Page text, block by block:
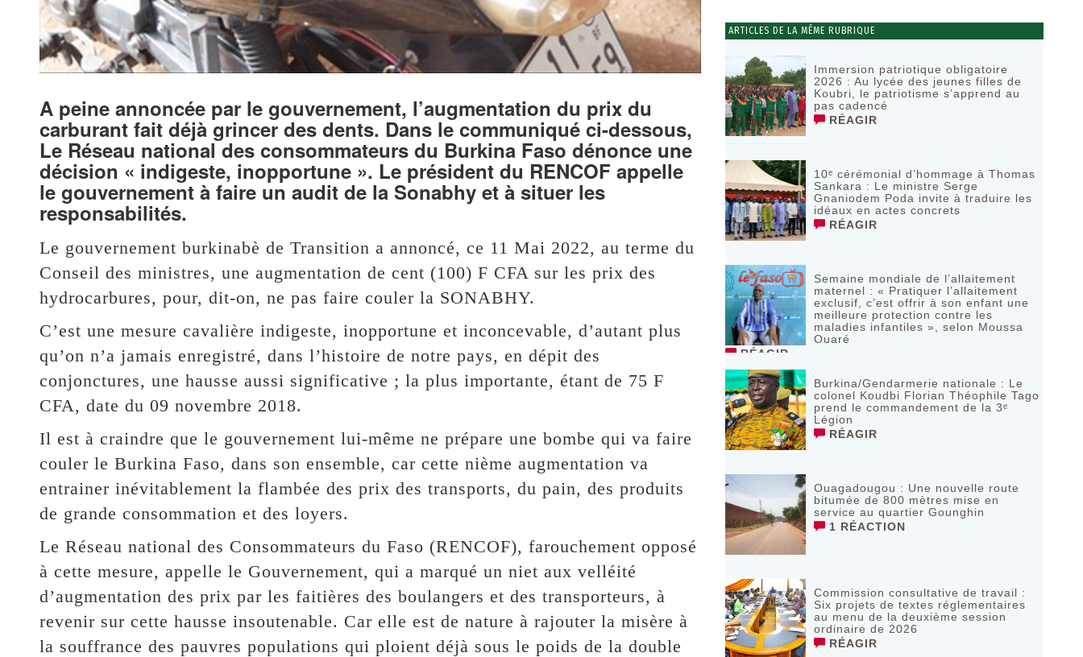
A peine annoncée par le gouvernement, l’augmentation du prix du
carburant fait déjà grincer des dents. Dans le communiqué ci-dessous,
Le Réseau national des consommateurs du Burkina Faso dénonce une
décision « indigeste, inopportune ». Le président du RENCOF appelle
le gouvernement à faire un audit de la Sonabhy et à situer les
responsabilités.
Le gouvernement burkinabè de Transition a annoncé, ce 11 Mai 2022, au terme du
Conseil des ministres, une augmentation de cent (100) F CFA sur les prix des
hydrocarbures, pour, dit-on, ne pas faire couler la SONABHY.
C’est une mesure cavalière indigeste, inopportune et inconcevable, d’autant plus
qu’on n’a jamais enregistré, dans l’histoire de notre pays, en dépit des
conjonctures, une hausse aussi significative ; la plus importante, étant de 75 F
CFA, date du 09 novembre 2018.
Il est à craindre que le gouvernement lui-même ne prépare une bombe qui va faire
couler le Burkina Faso, dans son ensemble, car cette nième augmentation va
entrainer inévitablement la flambée des prix des transports, du pain, des produits
de grande consommation et des loyers.
Le Réseau national des Consommateurs du Faso (RENCOF), farouchement opposé
à cette mesure, appelle le Gouvernement, qui a marqué un niet aux velléité
d’augmentation des prix par les faitières des boulangers et des transporteurs, à
revenir sur cette hausse insoutenable. Car elle est de nature à rajouter la misère à
la souffrance des pauvres populations qui ploient déjà sous le poids de la double
ARTICLES DE LA MÊME RUBRIQUE
Immersion patriotique obligatoire
2026 : Au lycée des jeunes filles de
Koubri, le patriotisme s’apprend au
pas cadencé
RÉAGIR
10ᵉ cérémonial d’hommage à Thomas
Sankara : Le ministre Serge
Gnaniodem Poda invite à traduire les
idéaux en actes concrets
RÉAGIR
Semaine mondiale de l’allaitement
maternel : « Pratiquer l’allaitement
exclusif, c’est offrir à son enfant une
meilleure protection contre les
maladies infantiles », selon Moussa
Ouaré
RÉAGIR
Burkina/Gendarmerie nationale : Le
colonel Koudbi Florian Théophile Tago
prend le commandement de la 3ᵉ
Légion
RÉAGIR
Ouagadougou : Une nouvelle route
bitumée de 800 mètres mise en
service au quartier Gounghin
1 RÉACTION
Commission consultative de travail :
Six projets de textes réglementaires
au menu de la deuxième session
ordinaire de 2026
RÉAGIR